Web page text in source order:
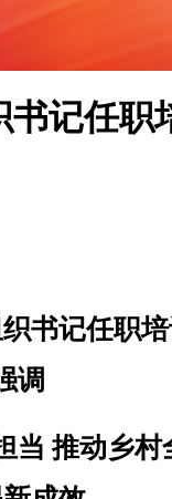
书记任职
书记任职
调
当 推动乡村